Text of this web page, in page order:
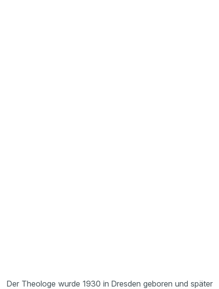
Der Theologe wurde 1930 in Dresden geboren und später